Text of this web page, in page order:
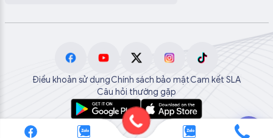
Điều khoản sử dụngChính sách bảo mậtCam kết SLA
Câu hỏi thường gặp
💬